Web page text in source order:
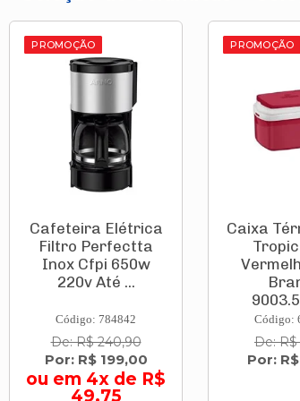
PROMOÇÃO
Caixa Térmica Pvc
Tropical 5 L
Vermelha Com
Branco
Código: 697338
De: R$ 66,90
Por: R$ 56,90
PROMOÇÃO
Firenze
0,80m
de Vidro
Código:
De: R$
Por: R$